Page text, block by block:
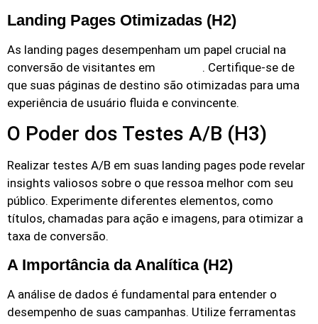
Landing Pages Otimizadas (H2)
As landing pages desempenham um papel crucial na
conversão de visitantes em
. Certifique-se de
que suas páginas de destino são otimizadas para uma
experiência de usuário fluida e convincente.
O Poder dos Testes A/B (H3)
Realizar testes A/B em suas landing pages pode revelar
insights valiosos sobre o que ressoa melhor com seu
público. Experimente diferentes elementos, como
títulos, chamadas para ação e imagens, para otimizar a
taxa de conversão.
A Importância da Analítica (H2)
A análise de dados é fundamental para entender o
desempenho de suas campanhas. Utilize ferramentas